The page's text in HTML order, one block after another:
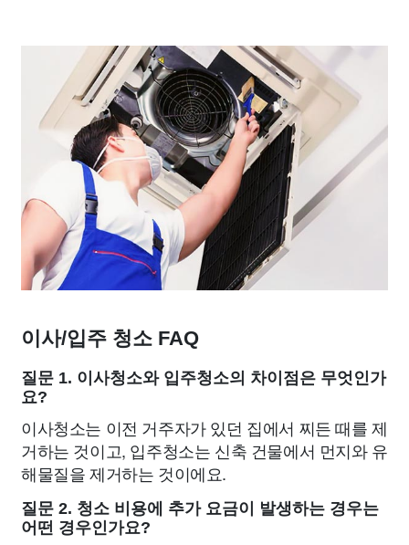
이사/입주 청소 FAQ
질문 1. 이사청소와 입주청소의 차이점은 무엇인가
요?
이사청소는 이전 거주자가 있던 집에서 찌든 때를 제
거하는 것이고, 입주청소는 신축 건물에서 먼지와 유
해물질을 제거하는 것이에요.
질문 2. 청소 비용에 추가 요금이 발생하는 경우는
어떤 경우인가요?